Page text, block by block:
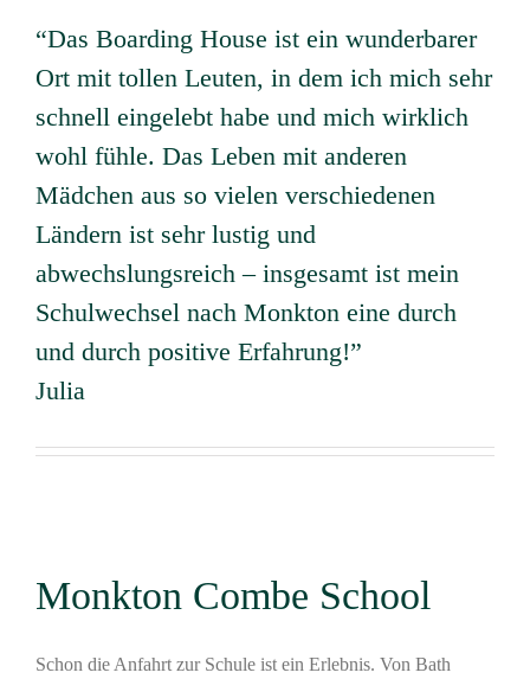
“Das Boarding House ist ein wunderbarer
Ort mit tollen Leuten, in dem ich mich sehr
schnell eingelebt habe und mich wirklich
wohl fühle. Das Leben mit anderen
Mädchen aus so vielen verschiedenen
Ländern ist sehr lustig und
abwechslungsreich – insgesamt ist mein
Schulwechsel nach Monkton eine durch
und durch positive Erfahrung!”
Julia
Monkton Combe School
Schon die Anfahrt zur Schule ist ein Erlebnis. Von Bath